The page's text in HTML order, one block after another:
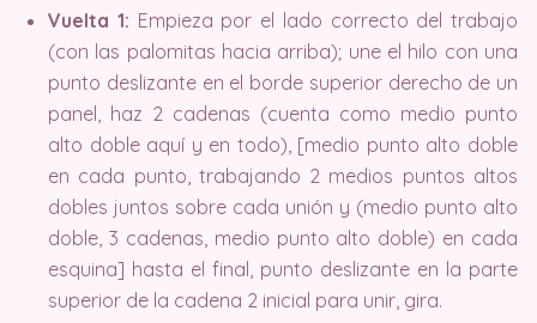
Vuelta 1: Empieza por el lado correcto del trabajo
(con las palomitas hacia arriba); une el hilo con una
punto deslizante en el borde superior derecho de un
panel, haz 2 cadenas (cuenta como medio punto
alto doble aquí y en todo), [medio punto alto doble
en cada punto, trabajando 2 medios puntos altos
dobles juntos sobre cada unión y (medio punto alto
doble, 3 cadenas, medio punto alto doble) en cada
esquina] hasta el final, punto deslizante en la parte
superior de la cadena 2 inicial para unir, gira.